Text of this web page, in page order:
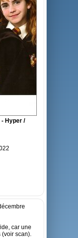
Hyper /
car une
(voir scan).